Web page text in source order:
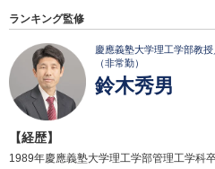
ランキング監修
慶應義塾大学理工学部教
（非常勤）
鈴木秀男
【経歴】
1989年慶應義塾大学理工学部管理工学科卒